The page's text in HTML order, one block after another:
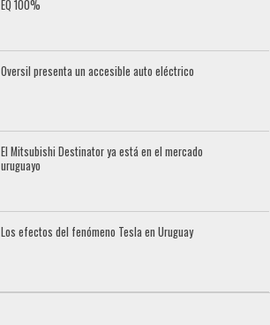
EQ 100%
Oversil presenta un accesible auto eléctrico
El Mitsubishi Destinator ya está en el mercado
uruguayo
Los efectos del fenómeno Tesla en Uruguay